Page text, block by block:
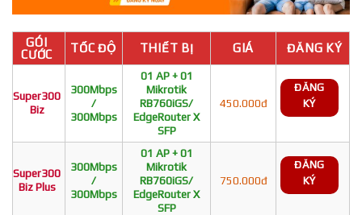
GÓI
CƯỚC
TỐC ĐỘ THIẾT BỊ GIÁ ĐĂNG KÝ
Super300
Biz
300Mbps
/
300Mbps
01 AP + 01
Mikrotik
RB760iGS/
EdgeRouter X
SFP
450.000đ
ĐĂNG
KÝ
Super300
Biz Plus
300Mbps
/
300Mbps
01 AP + 01
Mikrotik
RB760iGS/
EdgeRouter X
SFP
750.000đ
ĐĂNG
KÝ